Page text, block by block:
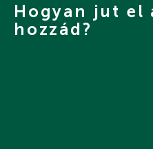
Hogyan jut el
hozzád?